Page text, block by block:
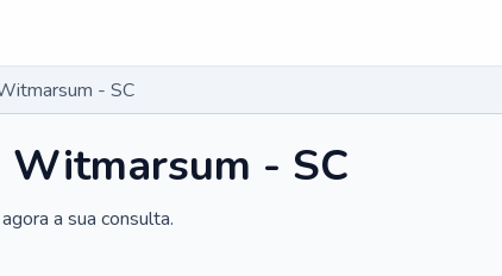
- SC
- SC
a sua consulta.